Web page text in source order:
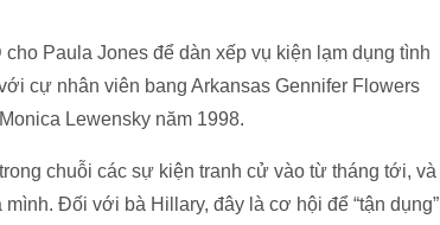
Paula Jones để dàn xếp vụ kiện lạm dụng tình
cự nhân viên bang Arkansas Gennifer Flowers
Lewensky năm 1998.
chuỗi các sự kiện tranh cử vào từ tháng tới, và
Đối với bà Hillary, đây là cơ hội để “tận dụng”